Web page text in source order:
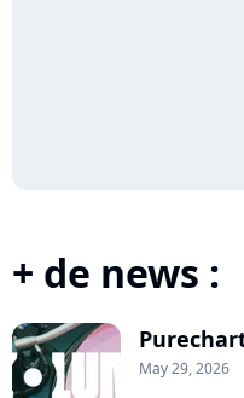
+ de news :
May 29, 2026